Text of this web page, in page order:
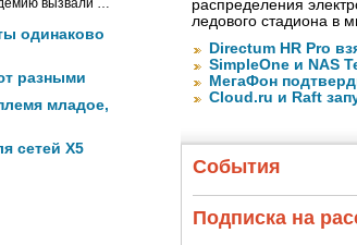
вызвали …
одинаково
разными
младое,
сетей X5
распределения
ледового стадиона в
Directum HR Pro
SimpleOne и NAS
МегаФон
Cloud.ru и Raft
События
Подписка на